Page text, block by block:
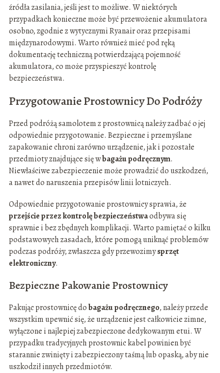
źródła zasilania, jeśli jest to możliwe. W niektórych
przypadkach konieczne może być przewożenie akumulatora
osobno, zgodnie z wytycznymi Ryanair oraz przepisami
międzynarodowymi. Warto również mieć pod ręką
dokumentację techniczną potwierdzającą pojemność
akumulatora, co może przyspieszyć kontrolę
bezpieczeństwa.
Przygotowanie Prostownicy Do Podróży
Przed podróżą samolotem z prostownicą należy zadbać o jej
odpowiednie przygotowanie. Bezpieczne i przemyślane
zapakowanie chroni zarówno urządzenie, jak i pozostałe
przedmioty znajdujące się wbagażu podręcznym.
Niewłaściwe zabezpieczenie może prowadzić do uszkodzeń,
a nawet do naruszenia przepisów linii lotniczych.
Odpowiednie przygotowanie prostownicy sprawia, że
przejście przez kontrolę bezpieczeństwaodbywa się
sprawnie i bez zbędnych komplikacji. Warto pamiętać o kilku
podstawowych zasadach, które pomogą uniknąć problemów
podczas podróży, zwłaszcza gdy przewozimysprzęt
elektroniczny.
Bezpieczne Pakowanie Prostownicy
Pakując prostownicę dobagażu podręcznego, należy przede
wszystkim upewnić się, że urządzenie jest całkowicie zimne,
wyłączone i najlepiej zabezpieczone dedykowanym etui. W
przypadku tradycyjnych prostownic kabel powinien być
starannie zwinięty i zabezpieczony taśmą lub opaską, aby nie
uszkodził innych przedmiotów.